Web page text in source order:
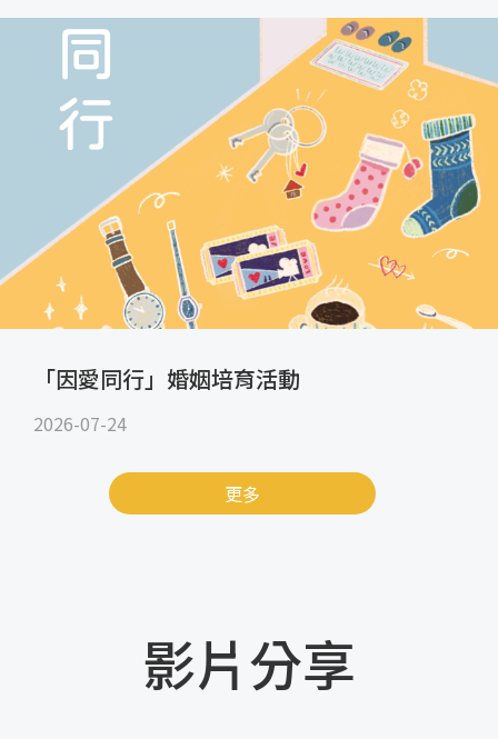
「因愛同行」婚姻培育活動
2026-07-24
更多
影片分享